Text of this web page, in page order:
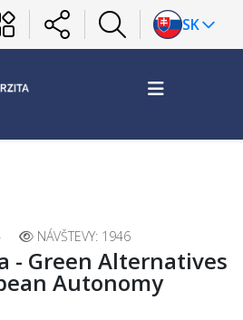
SK
NÁVŠTEVY: 1946
- Green Alternatives
Autonomy